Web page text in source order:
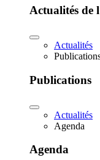
Actualités de
Actualités
Publications
Actualités
Agenda
Agenda